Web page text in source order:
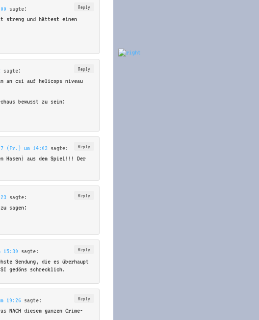
sagte: Reply
streng und hättest einen
sagte: Reply
an csi auf helicops niveau
bewusst zu sein:
(Fr.) um 14:03 sagte: Reply
Hasen) aus dem Spiel!!! Der
sagte: Reply
sagen:
15:30 sagte: Reply
Sendung, die es überhaupt
gedöns schrecklich.
19:26 sagte: Reply
NACH diesem ganzen Crime-